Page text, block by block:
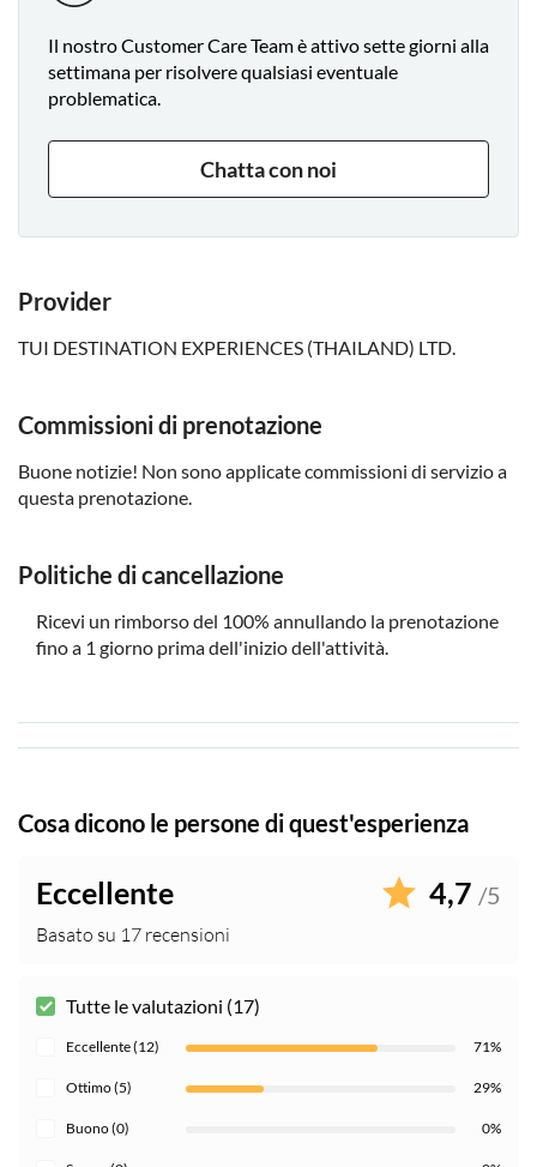
Il nostro Customer Care Team è attivo sette giorni alla
settimana per risolvere qualsiasi eventuale
problematica.
Chatta con noi
Provider
TUI DESTINATION EXPERIENCES (THAILAND) LTD.
Commissioni di prenotazione
Buone notizie! Non sono applicate commissioni di servizio a
questa prenotazione.
Politiche di cancellazione
Ricevi un rimborso del 100% annullando la prenotazione
fino a 1 giorno prima dell'inizio dell'attività.
Cosa dicono le persone di quest'esperienza
Eccellente 4,7 /5
Basato su 17 recensioni
Tutte le valutazioni (17)
Eccellente (12) 71%
Ottimo (5) 29%
Buono (0) 0%